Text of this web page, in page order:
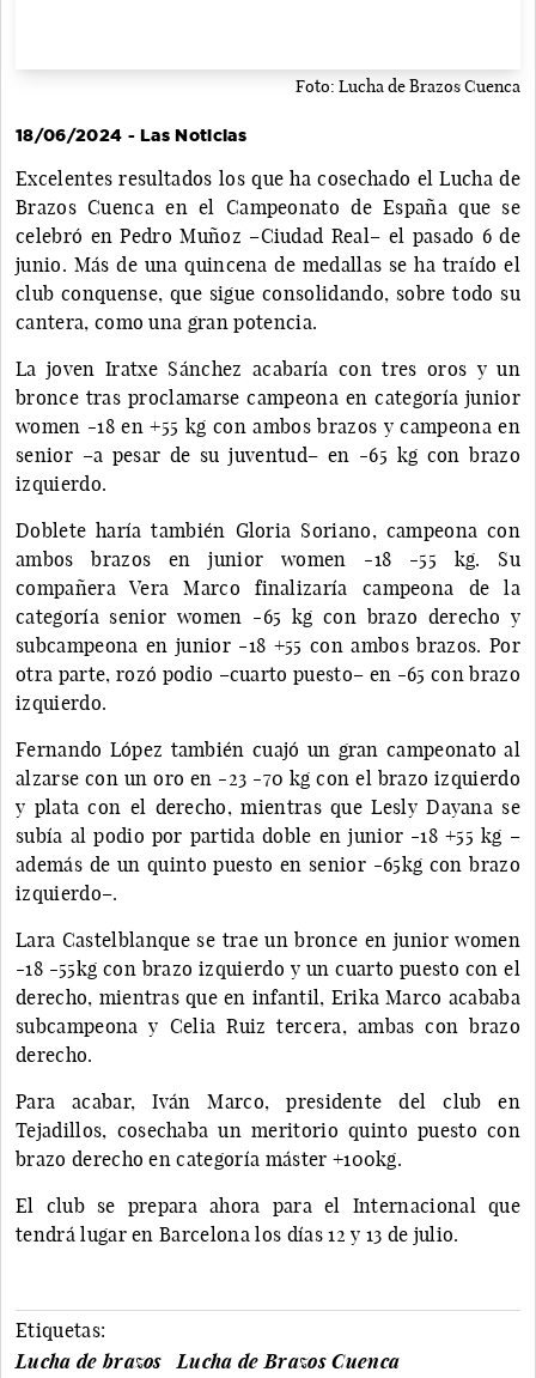
Foto: Lucha de Brazos Cuenca
18/06/2024 - Las Noticias
Excelentes resultados los que ha cosechado el Lucha de
Brazos Cuenca en el Campeonato de España que se
celebró en Pedro Muñoz –Ciudad Real– el pasado 6 de
junio. Más de una quincena de medallas se ha traído el
club conquense, que sigue consolidando, sobre todo su
cantera, como una gran potencia.
La joven Iratxe Sánchez acabaría con tres oros y un
bronce tras proclamarse campeona en categoría junior
women -18 en +55 kg con ambos brazos y campeona en
senior –a pesar de su juventud– en -65 kg con brazo
izquierdo.
Doblete haría también Gloria Soriano, campeona con
ambos brazos en junior women -18 -55 kg. Su
compañera Vera Marco finalizaría campeona de la
categoría senior women -65 kg con brazo derecho y
subcampeona en junior -18 +55 con ambos brazos. Por
otra parte, rozó podio –cuarto puesto– en -65 con brazo
izquierdo.
Fernando López también cuajó un gran campeonato al
alzarse con un oro en -23 -70 kg con el brazo izquierdo
y plata con el derecho, mientras que Lesly Dayana se
subía al podio por partida doble en junior -18 +55 kg –
además de un quinto puesto en senior -65kg con brazo
izquierdo–.
Lara Castelblanque se trae un bronce en junior women
-18 -55kg con brazo izquierdo y un cuarto puesto con el
derecho, mientras que en infantil, Erika Marco acababa
subcampeona y Celia Ruiz tercera, ambas con brazo
derecho.
Para acabar, Iván Marco, presidente del club en
Tejadillos, cosechaba un meritorio quinto puesto con
brazo derecho en categoría máster +100kg.
El club se prepara ahora para el Internacional que
tendrá lugar en Barcelona los días 12 y 13 de julio.
Etiquetas:
Lucha de brazos
Lucha de Brazos Cuenca